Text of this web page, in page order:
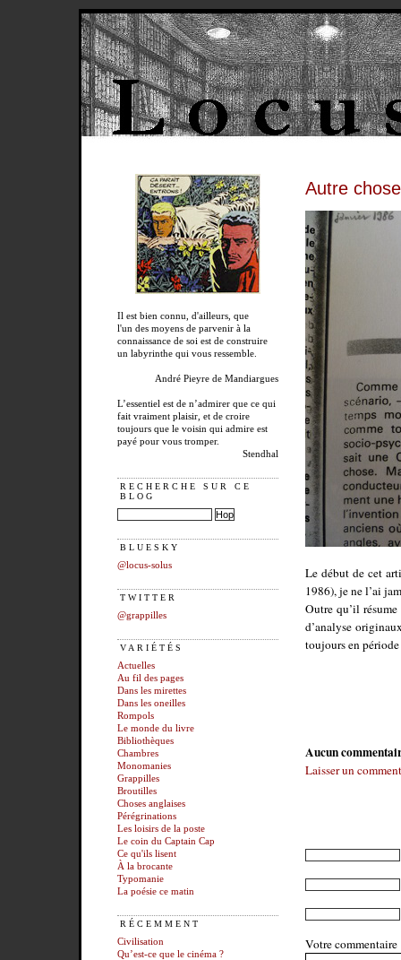
Il est bien connu, d'ailleurs, que
l'un des moyens de parvenir à la
connaissance de soi est de construire
un labyrinthe qui vous ressemble.
André Pieyre de Mandiargues
L’essentiel est de n’admirer que ce qui
fait vraiment plaisir, et de croire
toujours que le voisin qui admire est
payé pour vous tromper.
Stendhal
RECHERCHE SUR CE
BLOG
BLUESKY
@locus-solus
TWITTER
@grappilles
VARIÉTÉS
Actuelles
Au fil des pages
Dans les mirettes
Dans les oneilles
Rompols
Le monde du livre
Bibliothèques
Chambres
Monomanies
Grappilles
Broutilles
Choses anglaises
Pérégrinations
Les loisirs de la poste
Le coin du Captain Cap
Ce qu'ils lisent
À la brocante
Typomanie
La poésie ce matin
RÉCEMMENT
Civilisation
Qu’est-ce que le cinéma ?
Autre chose
Le début de cet
1986), je ne l’ai
Outre qu’il
d’analyse
toujours en période
Aucun
Laisser un
Votre commentaire